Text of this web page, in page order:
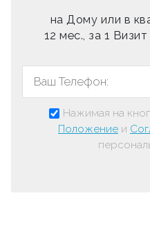
на Дому или в
12 мес., за 1
Нажимая на
Положение и